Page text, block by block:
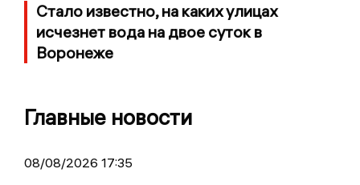
Стало известно, на каких улицах
исчезнет вода на двое суток в
Воронеже
Главные новости
08/08/2026 17:35